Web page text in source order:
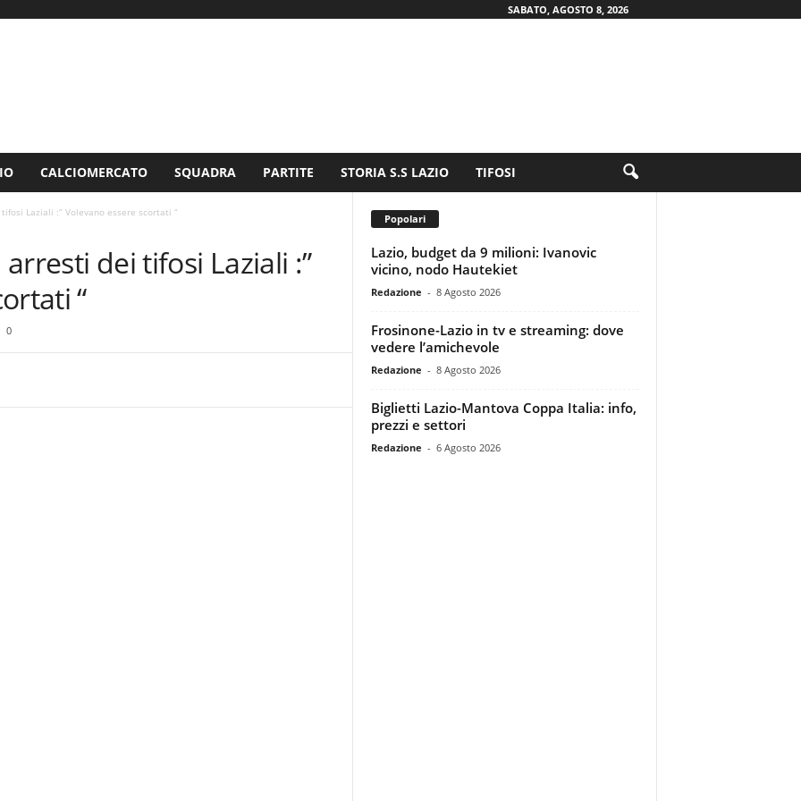
SABATO, AGOSTO 8, 2026
CALCIOMERCATO SQUADRA PARTITE STORIA S.S LAZIO TIFOSI
Laziali :” Volevano essere scortati “
dei tifosi Laziali :”
“
0
Popolari
Lazio, budget da 9 milioni: Ivanovic
vicino, nodo Hautekiet
Redazione - 8 Agosto 2026
Frosinone-Lazio in tv e streaming: dove
vedere l’amichevole
Redazione - 8 Agosto 2026
Biglietti Lazio-Mantova Coppa Italia: info,
prezzi e settori
Redazione - 6 Agosto 2026